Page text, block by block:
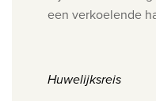
een verkoelende
​Huwelijksreis